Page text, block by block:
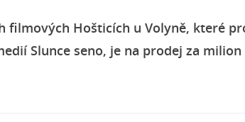
filmových Hošticích u Volyně, které
Slunce seno, je na prodej za